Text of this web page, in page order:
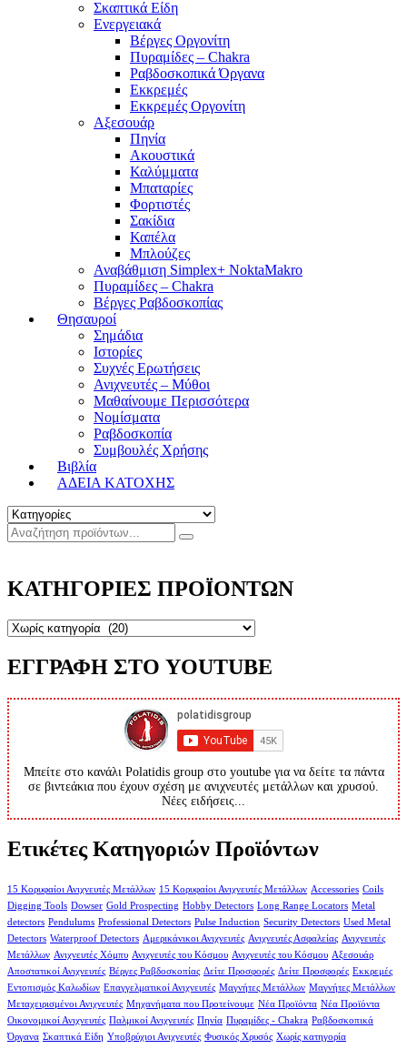
Σκαπτικά Είδη
Ενεργειακά
Βέργες Οργονίτη
Πυραμίδες – Chakra
Ραβδοσκοπικά Όργανα
Εκκρεμές
Εκκρεμές Οργονίτη
Αξεσουάρ
Πηνία
Ακουστικά
Καλύμματα
Μπαταρίες
Φορτιστές
Σακίδια
Καπέλα
Μπλούζες
Αναβάθμιση Simplex+ NoktaMakro
Πυραμίδες – Chakra
Βέργες Ραβδοσκοπίας
Θησαυροί
Σημάδια
Ιστορίες
Συχνές Ερωτήσεις
Ανιχνευτές – Μύθοι
Μαθαίνουμε Περισσότερα
Νομίσματα
Ραβδοσκοπία
Συμβουλές Χρήσης
Βιβλία
ΑΔΕΙΑ ΚΑΤΟΧΗΣ
ΚΑΤΗΓΟΡΙΕΣ ΠΡΟΪΟΝΤΩΝ
ΕΓΓΡΑΦΗ ΣΤΟ YOUTUBE
Μπείτε στο κανάλι Polatidis group στο youtube για να δείτε τα πάντα
σε βιντεάκια που έχουν σχέση με ανιχνευτές μετάλλων και χρυσού.
Νέες ειδήσεις...
Ετικέτες Κατηγοριών Προϊόντων
15 Κορυφαίοι Ανιχνευτές Μετάλλων 15 Κορυφαίοι Ανιχνευτές Μετάλλων Accessories Coils
Digging Tools Dowser Gold Prospecting Hobby Detectors Long Range Locators Metal
detectors Pendulums Professional Detectors Pulse Induction Security Detectors Used Metal
Detectors Waterproof Detectors Αμερικάνικοι Ανιχνευτές Ανιχνευτές Ασφαλείας Ανιχνευτές
Μετάλλων Ανιχνευτές Χόμπυ Ανιχνευτές του Κόσμου Ανιχνευτές του Κόσμου Αξεσουάρ
Αποστατικοί Ανιχνευτές Βέργες Ραβδοσκοπίας Δείτε Προσφορές Δείτε Προσφορές Εκκρεμές
Εντοπισμός Καλωδίων Επαγγελματικοί Ανιχνευτές Μαγνήτες Μετάλλων Μαγνήτες Μετάλλων
Μεταχειρισμένοι Ανιχνευτές Μηχανήματα που Προτείνουμε Νέα Προϊόντα Νέα Προϊόντα
Οικονομικοί Ανιχνευτές Παλμικοί Ανιχνευτές Πηνία Πυραμίδες - Chakra Ραβδοσκοπικά
Όργανα Σκαπτικά Είδη Υποβρύχιοι Ανιχνευτές Φυσικός Χρυσός Χωρίς κατηγορία